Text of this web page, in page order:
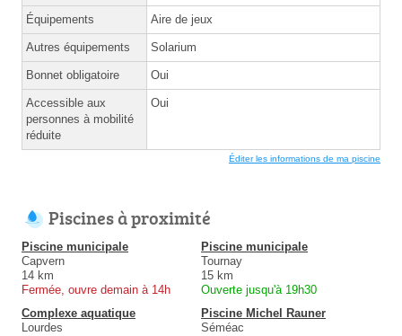
Équipements Aire de jeux
Autres équipements Solarium
Bonnet obligatoire Oui
Accessible aux
personnes à mobilité
réduite
Oui
Éditer les informations de ma piscine
Piscines à proximité
Piscine municipale
Capvern
14 km
Fermée, ouvre demain à 14h
Piscine municipale
Tournay
15 km
Ouverte jusqu'à 19h30
Complexe aquatique
Lourdes
Piscine Michel Rauner
Séméac